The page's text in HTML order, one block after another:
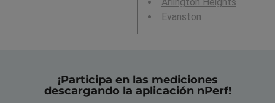
Evanston
¡Participa en las mediciones
descargando la aplicación nPerf!